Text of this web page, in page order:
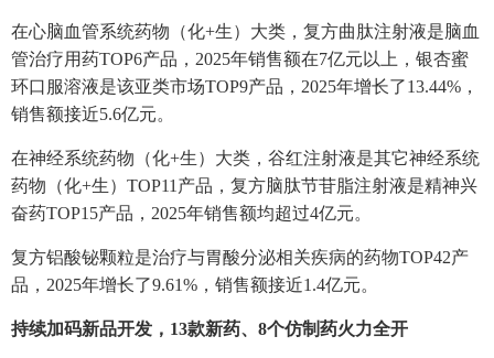
在心脑血管系统药物（化+生）大类，复方曲肽注射液是脑血
管治疗用药TOP6产品，2025年销售额在7亿元以上，银杏蜜
环口服溶液是该亚类市场TOP9产品，2025年增长了13.44%，
销售额接近5.6亿元。
在神经系统药物（化+生）大类，谷红注射液是其它神经系统
药物（化+生）TOP11产品，复方脑肽节苷脂注射液是精神兴
奋药TOP15产品，2025年销售额均超过4亿元。
复方铝酸铋颗粒是治疗与胃酸分泌相关疾病的药物TOP42产
品，2025年增长了9.61%，销售额接近1.4亿元。
持续加码新品开发，13款新药、8个仿制药火力全开